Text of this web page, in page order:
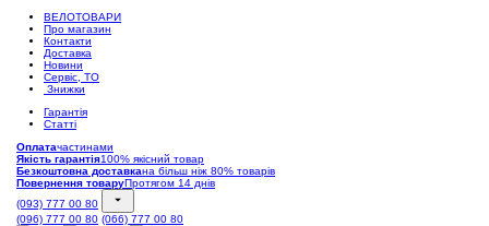
ВЕЛОТОВАРИ
Про магазин
Контакти
Доставка
Новини
Сервіс, ТО
Знижки
Гарантія
Статті
Оплатачастинами
Якість гарантія100% якісний товар
Безкоштовна доставкана більш ніж 80% товарів
Повернення товаруПротягом 14 днів
(093) 777 00 80
(096) 777 00 80 (066) 777 00 80